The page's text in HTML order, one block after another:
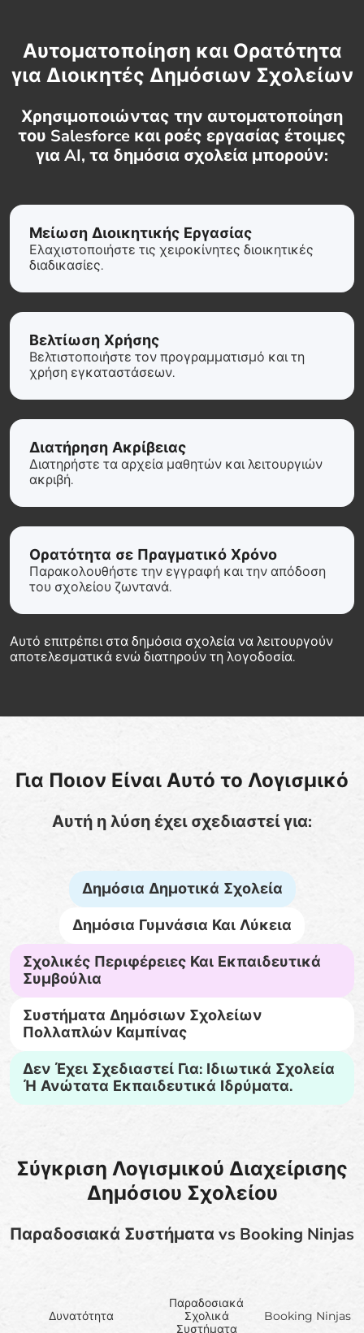
Αυτοματοποίηση και Ορατότητα
για Διοικητές Δημόσιων Σχολείων
Χρησιμοποιώντας την αυτοματοποίηση
του Salesforce και ροές εργασίας έτοιμες
για AI, τα δημόσια σχολεία μπορούν:
Μείωση Διοικητικής Εργασίας
Ελαχιστοποιήστε τις χειροκίνητες διοικητικές
διαδικασίες.
Βελτίωση Χρήσης
Βελτιστοποιήστε τον προγραμματισμό και τη
χρήση εγκαταστάσεων.
Διατήρηση Ακρίβειας
Διατηρήστε τα αρχεία μαθητών και λειτουργιών
ακριβή.
Ορατότητα σε Πραγματικό Χρόνο
Παρακολουθήστε την εγγραφή και την απόδοση
του σχολείου ζωντανά.
Αυτό επιτρέπει στα δημόσια σχολεία να λειτουργούν
αποτελεσματικά ενώ διατηρούν τη λογοδοσία.
Για Ποιον Είναι Αυτό το Λογισμικό
Αυτή η λύση έχει σχεδιαστεί για:
Δημόσια Δημοτικά Σχολεία
Δημόσια Γυμνάσια Και Λύκεια
Σχολικές Περιφέρειες Και Εκπαιδευτικά
Συμβούλια
Συστήματα Δημόσιων Σχολείων
Πολλαπλών Καμπίνας
Δεν Έχει Σχεδιαστεί Για: Ιδιωτικά Σχολεία
Ή Ανώτατα Εκπαιδευτικά Ιδρύματα.
Σύγκριση Λογισμικού Διαχείρισης
Δημόσιου Σχολείου
Παραδοσιακά Συστήματα vs Booking Ninjas
Δυνατότητα
Παραδοσιακά
Σχολικά
Συστήματα
Booking Ninjas